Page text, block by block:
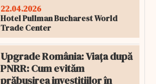
22.04.2026
Hotel Pullman Bucharest World
Trade Center
Upgrade România: Viața după
PNRR: Cum evităm
prăbușirea investițiilor în